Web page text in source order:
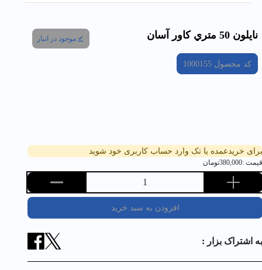
نايلون 50 متري كاور آسان موجود در انبار
کد محصول1000155
برای خریدعمده یا تک وارد حساب کاربری خود شوید
قیمت :380,000تومان
1
افزودن به سبد خرید
به اشتراک بزار :